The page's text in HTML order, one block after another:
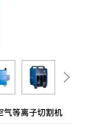

等离子切割机